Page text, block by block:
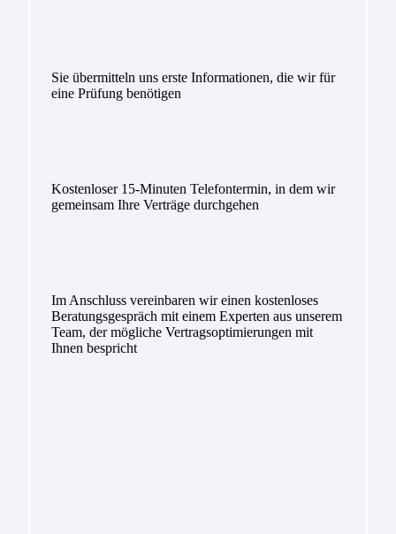
Sie übermitteln uns erste Informationen, die wir für
eine Prüfung benötigen
Kostenloser 15-Minuten Telefontermin, in dem wir
gemeinsam Ihre Verträge durchgehen
Im Anschluss vereinbaren wir einen kostenloses
Beratungsgespräch mit einem Experten aus unserem
Team, der mögliche Vertragsoptimierungen mit
Ihnen bespricht